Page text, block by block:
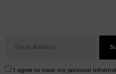
I agree to have my personal